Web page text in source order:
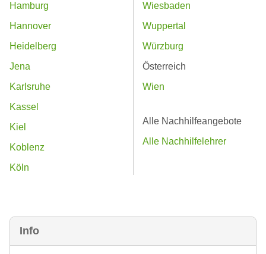
Info
Hamburg
Hannover
Heidelberg
Jena
Karlsruhe
Kassel
Kiel
Koblenz
Köln
Wiesbaden
Wuppertal
Würzburg
Österreich
Wien
Alle Nachhilfeangebote
Alle Nachhilfelehrer